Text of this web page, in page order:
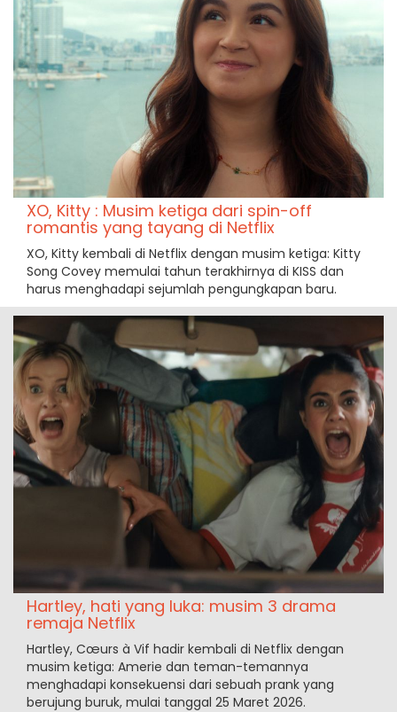
XO, Kitty : Musim ketiga dari spin-off
romantis yang tayang di Netflix
XO, Kitty kembali di Netflix dengan musim ketiga: Kitty
Song Covey memulai tahun terakhirnya di KISS dan
harus menghadapi sejumlah pengungkapan baru.
Hartley, hati yang luka: musim 3 drama
remaja Netflix
Hartley, Cœurs à Vif hadir kembali di Netflix dengan
musim ketiga: Amerie dan teman-temannya
menghadapi konsekuensi dari sebuah prank yang
berujung buruk, mulai tanggal 25 Maret 2026.